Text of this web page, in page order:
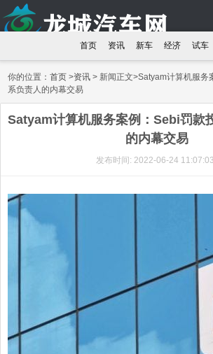
首页 资讯 新车 经济 试车
你的位置：首页 >资讯 > 新闻正文>Satyam计算机服务
系负责人的内幕交易
Satyam计算机服务案例：Sebi罚款
的内幕交易
发布时间: 2022-06-24 11:07:03